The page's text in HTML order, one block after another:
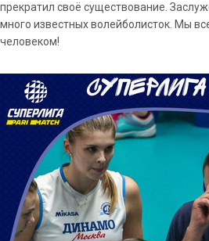
прекратил своё существование.
много известных волейболисток. Мы
человеком!